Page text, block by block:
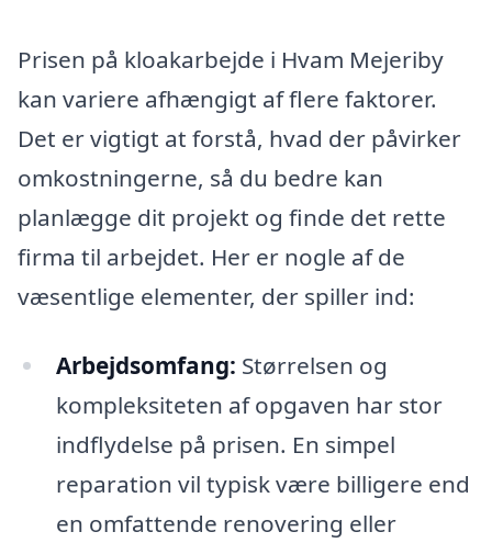
Prisen på kloakarbejde i Hvam Mejeriby
kan variere afhængigt af flere faktorer.
Det er vigtigt at forstå, hvad der påvirker
omkostningerne, så du bedre kan
planlægge dit projekt og finde det rette
firma til arbejdet. Her er nogle af de
væsentlige elementer, der spiller ind:
Arbejdsomfang: Størrelsen og
kompleksiteten af opgaven har stor
indflydelse på prisen. En simpel
reparation vil typisk være billigere end
en omfattende renovering eller